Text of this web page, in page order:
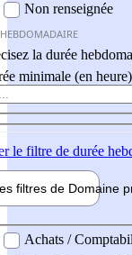
Non renseignée
la durée
minimale (en heure)
le filtre de durée
filtres de Domaine
professionel
Achats /